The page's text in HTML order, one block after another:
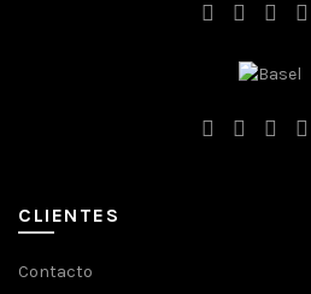
CLIENTES
Contacto